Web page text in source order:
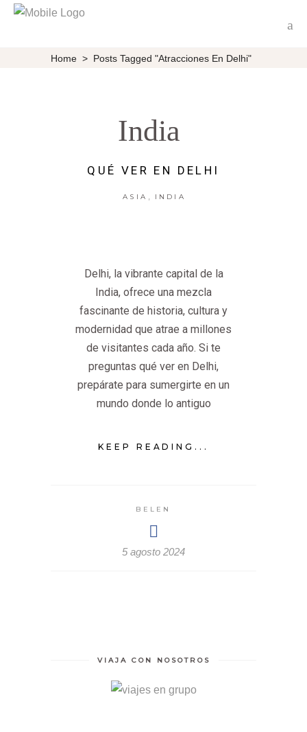
Home > Posts Tagged "Atracciones En Delhi"
India
QUÉ VER EN DELHI
ASIA , INDIA
Delhi, la vibrante capital de la
India, ofrece una mezcla
fascinante de historia, cultura y
modernidad que atrae a millones
de visitantes cada año. Si te
preguntas qué ver en Delhi,
prepárate para sumergirte en un
mundo donde lo antiguo
KEEP READING...
BELEN
5 agosto 2024
VIAJA CON NOSOTROS